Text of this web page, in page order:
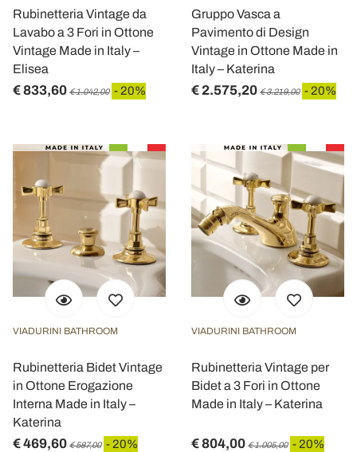
Rubinetteria Vintage da
Lavabo a 3 Fori in Ottone
Vintage Made in Italy –
Elisea
€ 833,60 € 1.042,00 - 20%
Gruppo Vasca a
Pavimento di Design
Vintage in Ottone Made in
Italy – Katerina
€ 2.575,20 € 3.219,00 - 20%
VIADURINI BATHROOM
Rubinetteria Bidet Vintage
in Ottone Erogazione
Interna Made in Italy –
Katerina
€ 469,60 € 587,00 - 20%
VIADURINI BATHROOM
Rubinetteria Vintage per
Bidet a 3 Fori in Ottone
Made in Italy – Katerina
€ 804,00 € 1.005,00 - 20%